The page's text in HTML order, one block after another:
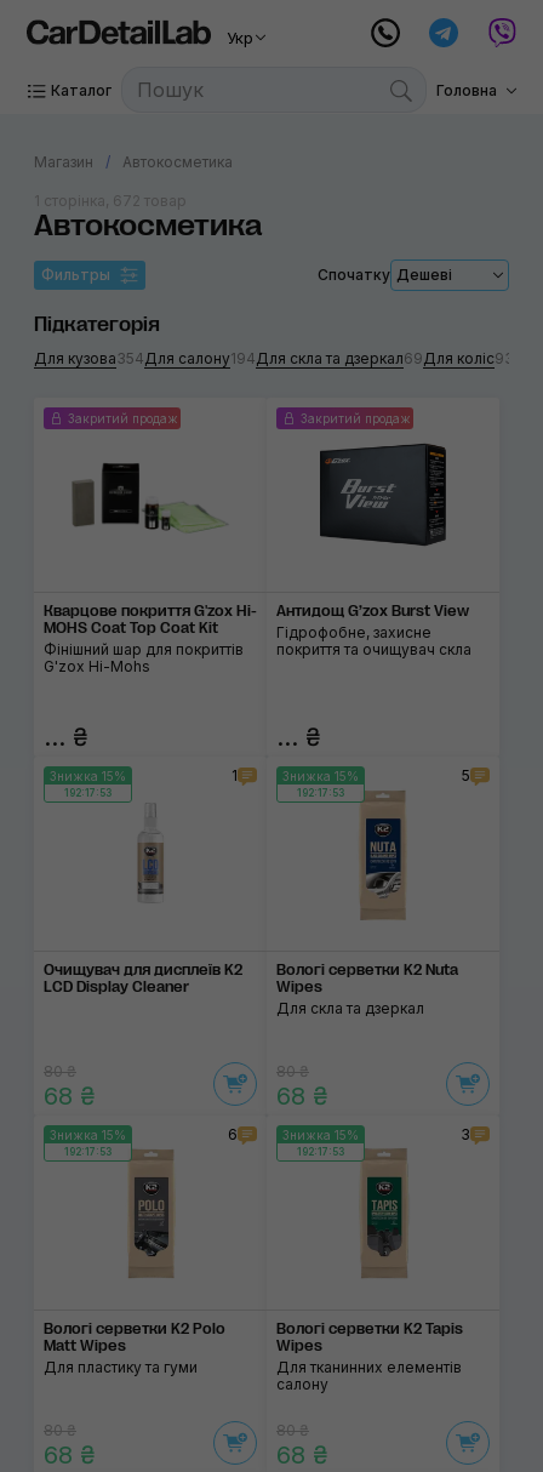
Укр
Каталог Головна
Магазин Автокосметика
Автокосметика
1 сторінка, 672 товар
Фильтры Спочатку Дешеві
Підкатегорія
Для кузова354Для салону194Для скла та дзеркал69Для коліс93
Закритий продаж
Кварцове покриття G'zox Hi-
MOHS Coat Top Coat Kit
Фінішний шар для покриттів
G'zox Hi-Mohs
... ₴
Закритий продаж
Антидощ G’zox Burst View
Гідрофобне, захисне
покриття та очищувач скла
... ₴
Знижка 15%
192:17:53
1
Очищувач для дисплеїв K2
LCD Display Cleaner
80 ₴
68 ₴
Знижка 15%
192:17:53
5
Вологі серветки K2 Nuta
Wipes
Для скла та дзеркал
80 ₴
68 ₴
Знижка 15%
192:17:53
6
Вологі серветки K2 Polo
Matt Wipes
Для пластику та гуми
80 ₴
68 ₴
Знижка 15%
192:17:53
3
Вологі серветки K2 Tapis
Wipes
Для тканинних елементів
салону
80 ₴
68 ₴